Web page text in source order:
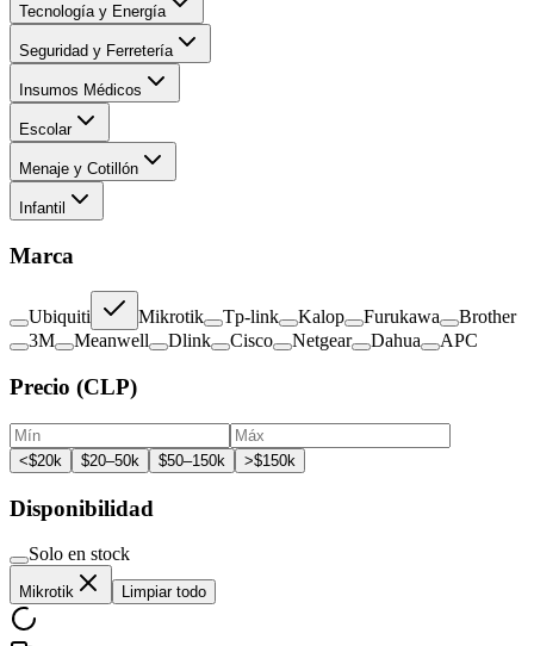
Tecnología y Energía
Seguridad y Ferretería
Insumos Médicos
Escolar
Menaje y Cotillón
Infantil
Marca
Ubiquiti Mikrotik Tp-link Kalop Furukawa
Brother
3M
Meanwell Dlink Cisco Netgear Dahua APC
Precio (CLP)
<$20k $20–50k $50–150k >$150k
Disponibilidad
Solo en stock
Mikrotik Limpiar todo